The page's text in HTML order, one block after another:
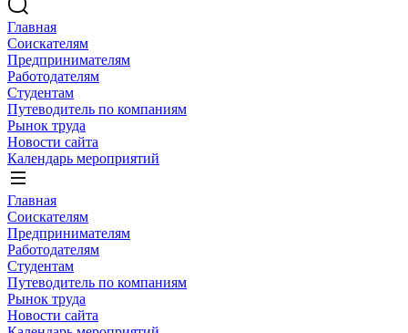
Главная
Соискателям
Предпринимателям
Работодателям
Студентам
Путеводитель по компаниям
Рынок труда
Новости сайта
Календарь мероприятий
Главная
Соискателям
Предпринимателям
Работодателям
Студентам
Путеводитель по компаниям
Рынок труда
Новости сайта